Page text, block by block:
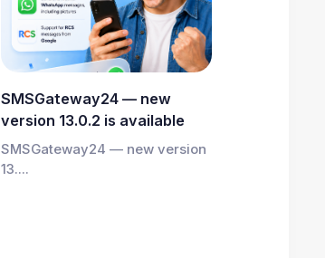
SMSGateway24 — new
version 13.0.2 is available
SMSGateway24 — new version
13....